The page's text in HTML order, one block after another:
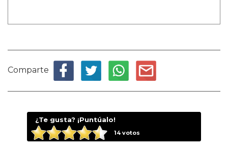
Comparte
¿Te gusta? ¡Puntúalo!
14votos